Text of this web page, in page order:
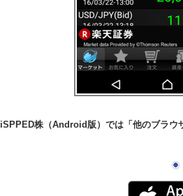
iSPPED株（Android版）では「他のブラウ